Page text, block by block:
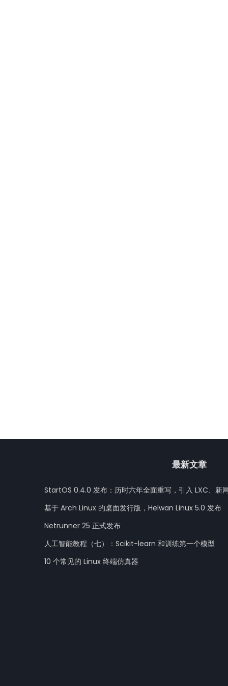
最新文章
StartOS 0.4.0 发布：历时六年全面重写，引入 LXC、新
基于 Arch Linux 的桌面发行版，Helwan Linux 5.0 发布
Netrunner 25 正式发布
人工智能教程（七）：Scikit-learn 和训练第一个模型
10 个常见的 Linux 终端仿真器